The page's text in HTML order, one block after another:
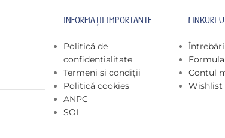
INFORMAȚII IMPORTANTE
Politică de
confidențialitate
Termeni și condiții
Politică cookies
ANPC
SOL
LINKURI
Contul
Wishlist